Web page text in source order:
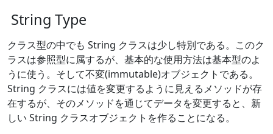
String Type
クラス型の中でも String クラスは少し特別である。このク
ラスは参照型に属するが、基本的な使用方法は基本型のよ
うに使う。そして不変(immutable)オブジェクトである。
String クラスには値を変更するように見えるメソッドが存
在するが、そのメソッドを通じてデータを変更すると、新
しい String クラスオブジェクトを作ることになる。